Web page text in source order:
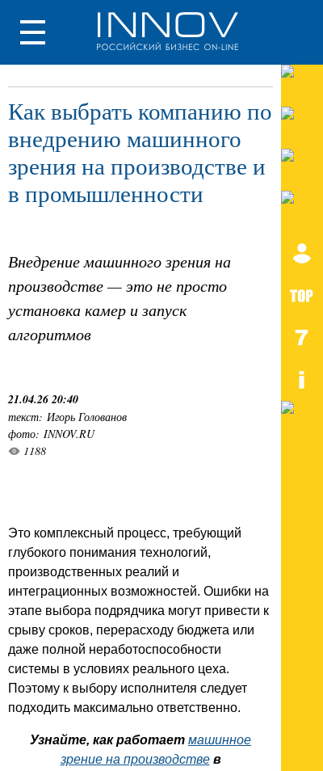
Как выбрать компанию по
внедрению машинного
зрения на производстве и
в промышленности
Внедрение машинного зрения на
производстве — это не просто
установка камер и запуск
алгоритмов
21.04.26 20:40
текст: Игорь Голованов
фото: INNOV.RU
1188
Это комплексный процесс, требующий
глубокого понимания технологий,
производственных реалий и
интеграционных возможностей. Ошибки на
этапе выбора подрядчика могут привести к
срыву сроков, перерасходу бюджета или
даже полной неработоспособности
системы в условиях реального цеха.
Поэтому к выбору исполнителя следует
подходить максимально ответственно.
Узнайте, как работает машинное
зрение на производствев